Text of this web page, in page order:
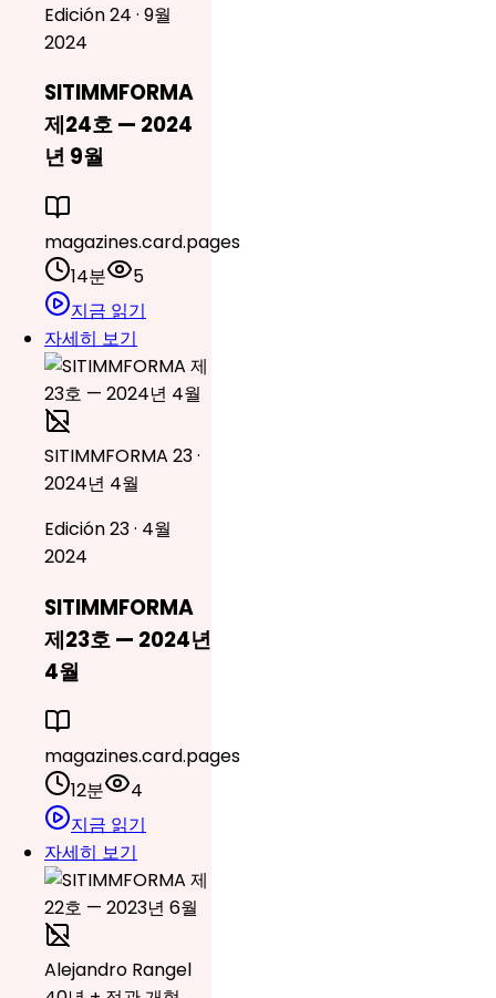
Edición 24 · 9월
2024
SITIMMFORMA
제24호 — 2024
년 9월
magazines.card.pages
14분
5
지금 읽기
자세히 보기
SITIMMFORMA 23 ·
2024년 4월
Edición 23 · 4월
2024
SITIMMFORMA
제23호 — 2024년
4월
magazines.card.pages
12분
4
지금 읽기
자세히 보기
Alejandro Rangel